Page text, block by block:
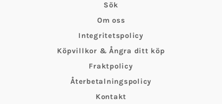
Sök
Om oss
Integritetspolicy
Köpvillkor & Ångra ditt köp
Fraktpolicy
Återbetalningspolicy
Kontakt